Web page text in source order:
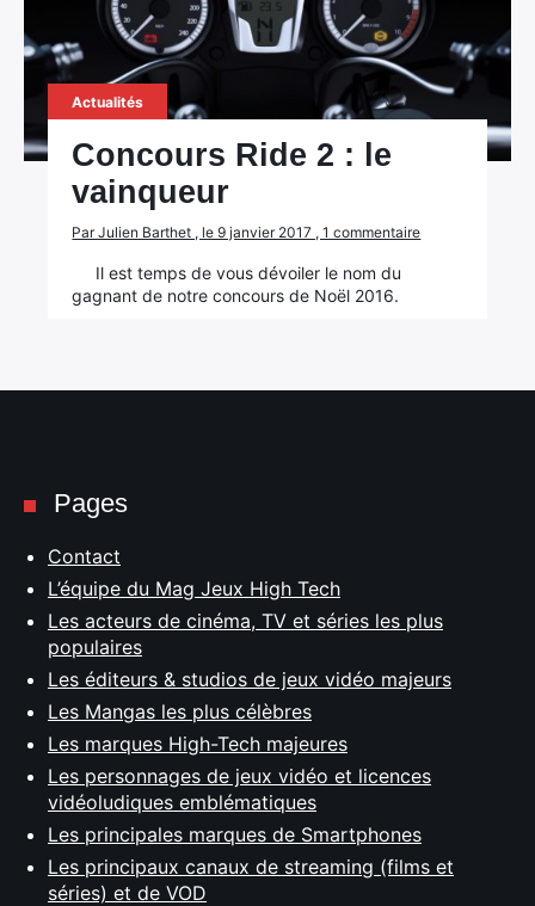
Actualités
Concours Ride 2 : le
vainqueur
Par Julien Barthet , le 9 janvier 2017 , 1 commentaire
Il est temps de vous dévoiler le nom du
gagnant de notre concours de Noël 2016.
Pages
Contact
L’équipe du Mag Jeux High Tech
Les acteurs de cinéma, TV et séries les plus
populaires
Les éditeurs & studios de jeux vidéo majeurs
Les Mangas les plus célèbres
Les marques High-Tech majeures
Les personnages de jeux vidéo et licences
vidéoludiques emblématiques
Les principales marques de Smartphones
Les principaux canaux de streaming (films et
séries) et de VOD